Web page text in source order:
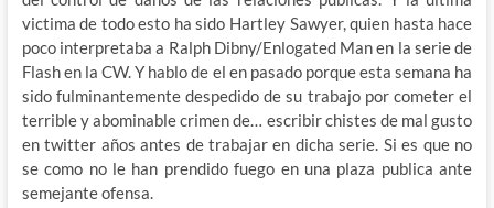
victima de todo esto ha sido Hartley Sawyer, quien hasta hace
poco interpretaba a Ralph Dibny/Enlogated Man en la serie de
Flash en la CW. Y hablo de el en pasado porque esta semana ha
sido fulminantemente despedido de su trabajo por cometer el
terrible y abominable crimen de… escribir chistes de mal gusto
en twitter años antes de trabajar en dicha serie. Si es que no
se como no le han prendido fuego en una plaza publica ante
semejante ofensa.